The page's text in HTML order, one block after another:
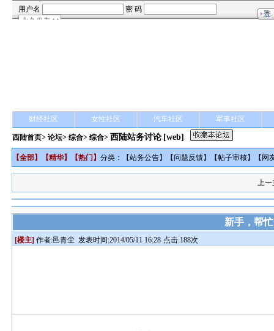
财经社区 女性社区 汽车社区 军事社区
西陆首页>论坛>综合> 综合> 西陆站务讨论 [web]
【全部】【精华】【热门 】分类：【站务公告】【问题反馈】【帖子审核】【 网
上一
新手，帮
[楼主] 作者:邑青尘 发表时间:2014/05/11 16:28 点击:188次